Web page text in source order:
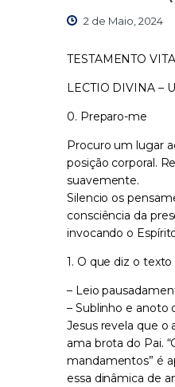
2 de Maio, 2024
TESTAMENTO
LECTIO DIVINA –
0. Preparo-me
Procuro um lugar
posição corporal.
suavemente.
Silencio os
consciência da
invocando o
1. O que diz o texto
– Leio
– Sublinho e anoto
Jesus revela que
ama brota do Pai.
mandamentos” é
essa dinâmica de